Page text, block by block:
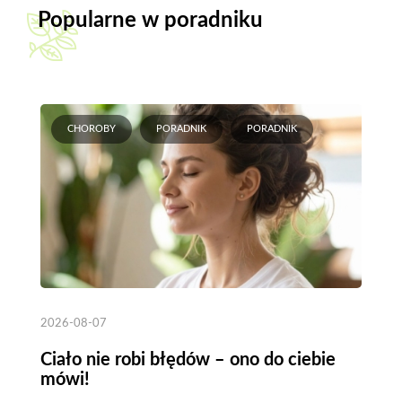
Popularne w poradniku
CHOROBY PORADNIK PORADNIK
2026-08-07
Ciało nie robi błędów – ono do ciebie
mówi!